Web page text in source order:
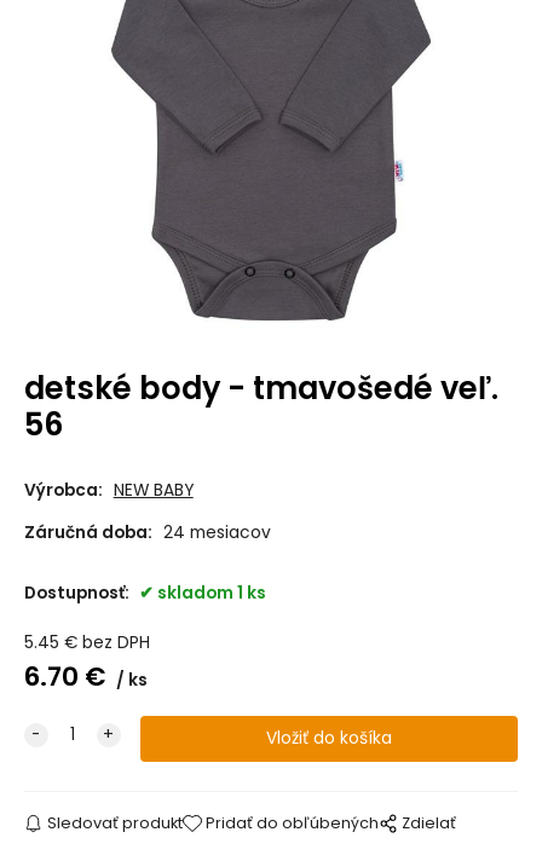
detské body - tmavošedé veľ.
56
Výrobca: NEW BABY
Záručná doba: 24 mesiacov
Dostupnosť: skladom 1 ks
5.45 € bez DPH
6.70 € ks
Sledovať produkt Pridať do obľúbených Zdielať